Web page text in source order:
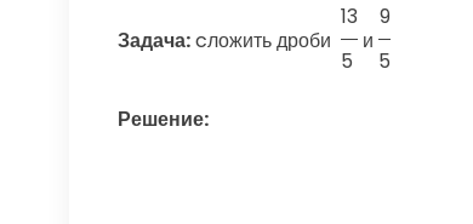
Задача:cложить дроби
13
5
и
9
5
Решение: